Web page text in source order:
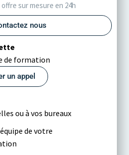
sur mesure en 24h
nous
de formation
un appel
ou à vos bureaux
de votre